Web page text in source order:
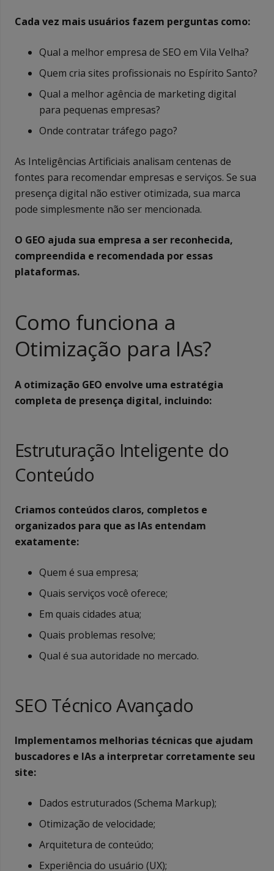
Cada vez mais usuários fazem perguntas como:
Qual a melhor empresa de SEO em Vila Velha?
Quem cria sites profissionais no Espírito Santo?
Qual a melhor agência de marketing digital
para pequenas empresas?
Onde contratar tráfego pago?
As Inteligências Artificiais analisam centenas de
fontes para recomendar empresas e serviços. Se sua
presença digital não estiver otimizada, sua marca
pode simplesmente não ser mencionada.
O GEO ajuda sua empresa a ser reconhecida,
compreendida e recomendada por essas
plataformas.
Como funciona a
Otimização para IAs?
A otimização GEO envolve uma estratégia
completa de presença digital, incluindo:
Estruturação Inteligente do
Conteúdo
Criamos conteúdos claros, completos e
organizados para que as IAs entendam
exatamente:
Quem é sua empresa;
Quais serviços você oferece;
Em quais cidades atua;
Quais problemas resolve;
Qual é sua autoridade no mercado.
SEO Técnico Avançado
Implementamos melhorias técnicas que ajudam
buscadores e IAs a interpretar corretamente seu
site:
Dados estruturados (Schema Markup);
Otimização de velocidade;
Arquitetura de conteúdo;
Experiência do usuário (UX);